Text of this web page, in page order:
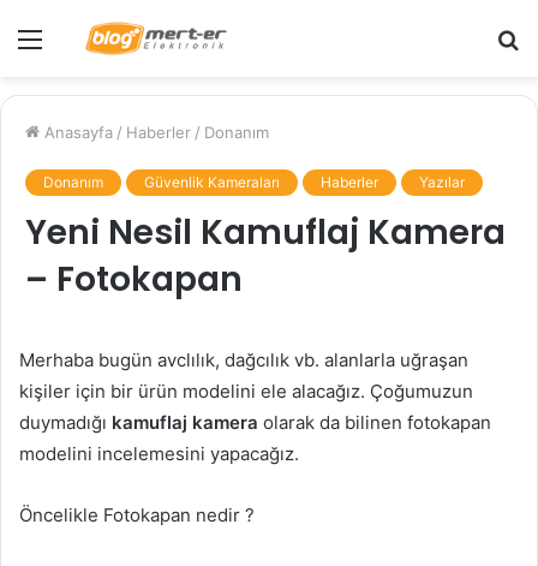
Menü
Anasayfa / Haberler / Donanım
Donanım Güvenlik Kameraları Haberler Yazılar
Yeni Nesil Kamuflaj Kamera
– Fotokapan
Merhaba bugün avclılık, dağcılık vb. alanlarla uğraşan
kişiler için bir ürün modelini ele alacağız. Çoğumuzun
duymadığı kamuflaj kamera olarak da bilinen fotokapan
modelini incelemesini yapacağız.
Öncelikle Fotokapan nedir ?